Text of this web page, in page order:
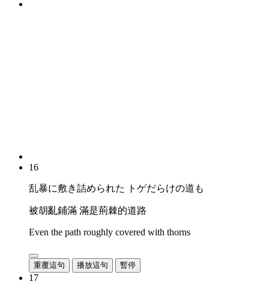
16
乱暴に敷き詰められた トゲだらけの道も
被胡亂鋪滿 滿是荊棘的道路
Even the path roughly covered with thorns
重覆這句 播放這句 暫停
17